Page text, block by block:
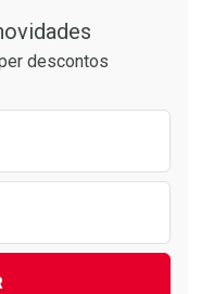
R$ 49,27/cada
descontos